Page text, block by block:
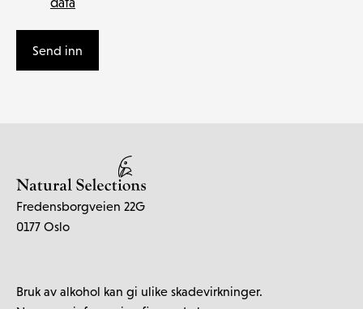
Send inn
Fredensborgveien 22G
0177 Oslo
Bruk av alkohol kan gi ulike skadevirkninger.